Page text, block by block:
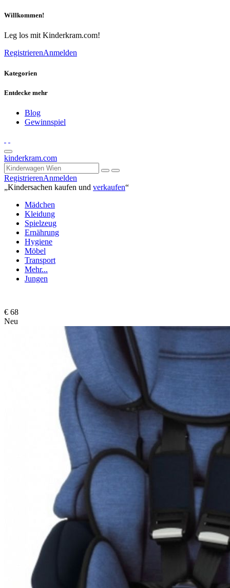
Willkommen!
Leg los mit Kinderkram.com!
RegistrierenAnmelden
Kategorien
Entdecke mehr
Blog
Gewinnspiel
kinderkram.com
RegistrierenAnmelden
„Kindersachen kaufen und verkaufen“
Mädchen
Kleidung
Spielzeug
Ernährung
Hygiene
Möbel
Transport
Mehr...
Jungen
€ 68
Neu